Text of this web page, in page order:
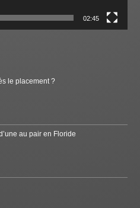
02:45
le placement ?
au pair en Floride